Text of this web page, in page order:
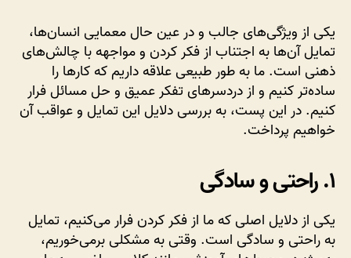
کردن
فراری
هستند؟
یکی از ویژگی‌های جالب و در عین حال معمایی انسان‌ها،
تمایل آن‌ها به اجتناب از فکر کردن و مواجهه با چالش‌های
ذهنی است. ما به طور طبیعی علاقه داریم که کارها را
ساده‌تر کنیم و از دردسرهای تفکر عمیق و حل مسائل فرار
کنیم. در این پست، به بررسی دلایل این تمایل و عواقب آن
خواهیم پرداخت.
۱. راحتی و سادگی
یکی از دلایل اصلی که ما از فکر کردن فرار می‌کنیم، تمایل
به راحتی و سادگی است. وقتی به مشکلی برمی‌خوریم،